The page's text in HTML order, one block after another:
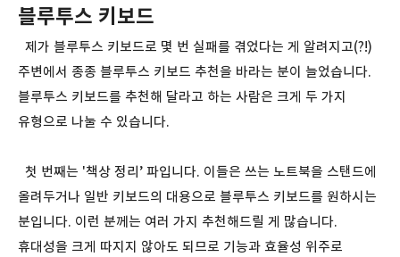
블루투스 키보드
제가 블루투스 키보드로 몇 번 실패를 겪었다는 게 알려지고(?!)
주변에서 종종 블루투스 키보드 추천을 바라는 분이 늘었습니다.
블루투스 키보드를 추천해 달라고 하는 사람은 크게 두 가지
유형으로 나눌 수 있습니다.
첫 번째는 '책상 정리’ 파입니다. 이들은 쓰는 노트북을 스탠드에
올려두거나 일반 키보드의 대용으로 블루투스 키보드를 원하시는
분입니다. 이런 분께는 여러 가지 추천해드릴 게 많습니다.
휴대성을 크게 따지지 않아도 되므로 기능과 효율성 위주로